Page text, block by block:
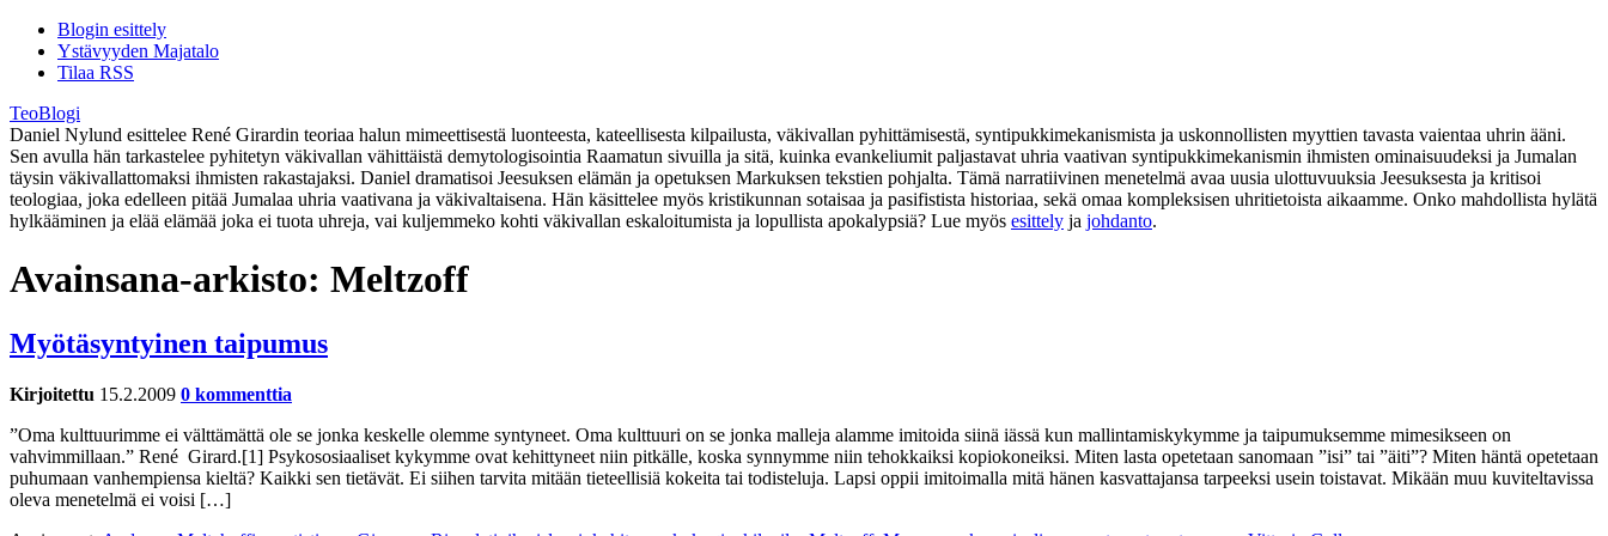
Blogin esittely
Ystävyyden Majatalo
Tilaa RSS
TeoBlogi
Daniel Nylund esittelee René Girardin teoriaa halun mimeettisestä luonteesta, kateellisesta kilpailusta, väkivallan pyhittämisestä, syntipukkimekanismista ja uskonnollisten myyttien tavasta vaientaa uhrin ääni.
Sen avulla hän tarkastelee pyhitetyn väkivallan vähittäistä demytologisointia Raamatun sivuilla ja sitä, kuinka evankeliumit paljastavat uhria vaativan syntipukkimekanismin ihmisten ominaisuudeksi ja Jumalan
täysin väkivallattomaksi ihmisten rakastajaksi. Daniel dramatisoi Jeesuksen elämän ja opetuksen Markuksen tekstien pohjalta. Tämä narratiivinen menetelmä avaa uusia ulottuvuuksia Jeesuksesta ja kritisoi
teologiaa, joka edelleen pitää Jumalaa uhria vaativana ja väkivaltaisena. Hän käsittelee myös kristikunnan sotaisaa ja pasifistista historiaa, sekä omaa kompleksisen uhritietoista aikaamme. Onko mahdollista hylätä
hylkääminen ja elää elämää joka ei tuota uhreja, vai kuljemmeko kohti väkivallan eskaloitumista ja lopullista apokalypsiä? Lue myös esittely ja johdanto.
Avainsana-arkisto: Meltzoff
Myötäsyntyinen taipumus
Kirjoitettu 15.2.2009 0 kommenttia
”Oma kulttuurimme ei välttämättä ole se jonka keskelle olemme syntyneet. Oma kulttuuri on se jonka malleja alamme imitoida siinä iässä kun mallintamiskykymme ja taipumuksemme mimesikseen on
vahvimmillaan.” René Girard.[1] Psykososiaaliset kykymme ovat kehittyneet niin pitkälle, koska synnymme niin tehokkaiksi kopiokoneiksi. Miten lasta opetetaan sanomaan ”isi” tai ”äiti”? Miten häntä opetetaan
puhumaan vanhempiensa kieltä? Kaikki sen tietävät. Ei siihen tarvita mitään tieteellisiä kokeita tai todisteluja. Lapsi oppii imitoimalla mitä hänen kasvattajansa tarpeeksi usein toistavat. Mikään muu kuviteltavissa
oleva menetelmä ei voisi […]